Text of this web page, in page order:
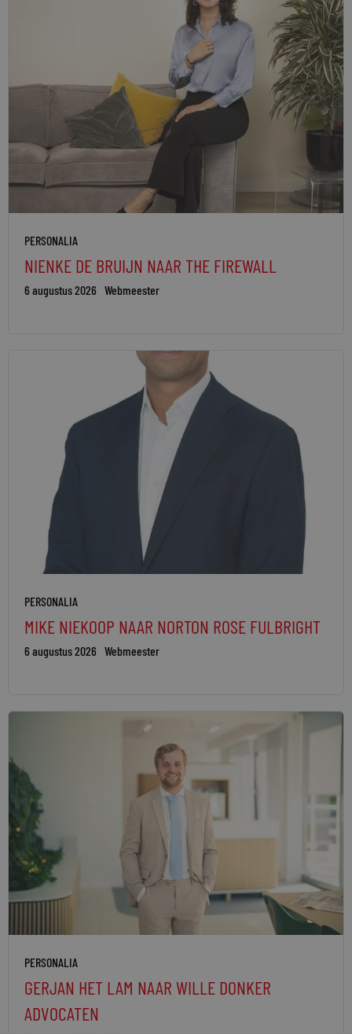
PERSONALIA
NIENKE DE BRUIJN NAAR THE FIREWALL
6 augustus 2026 Webmeester
PERSONALIA
MIKE NIEKOOP NAAR NORTON ROSE FULBRIGHT
6 augustus 2026 Webmeester
PERSONALIA
GERJAN HET LAM NAAR WILLE DONKER
ADVOCATEN